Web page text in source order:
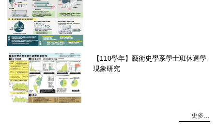
【110學年】藝術史學系學士班休退學
現象研究
更多...